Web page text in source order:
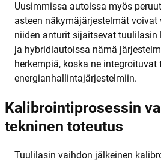
Uusimmissa autoissa myös
asteen näkymäjärjestelmät
niiden anturit sijaitsevat tuulilasin
ja hybridiautoissa nämä
herkempiä, koska ne
energianhallintajärjestelmiin.
Kalibrointiprosessin
tekninen toteutus
Tuulilasin vaihdon jälkeinen